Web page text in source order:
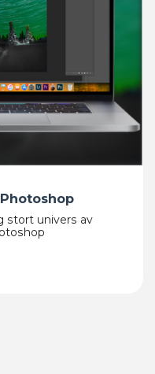
stort univers av